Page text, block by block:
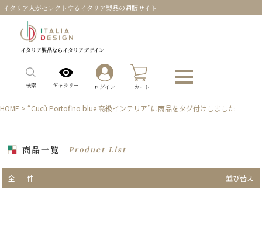
イタリア人がセレクトするイタリア製品の通販サイト
イタリア製品ならイタリアデザイン
検索 ギャラリー ログイン カート
HOME > “Cucù Portofino blue 高級インテリア”に商品をタグ付けしました
商品一覧 Product List
全 件 並び替え